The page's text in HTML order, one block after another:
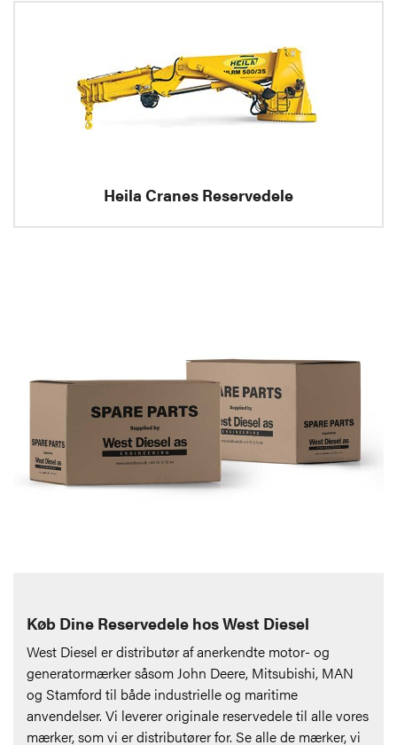
Heila Cranes Reservedele
Køb Dine Reservedele hos West Diesel
West Diesel er distributør af anerkendte motor- og
generatormærker såsom John Deere, Mitsubishi, MAN
og Stamford til både industrielle og maritime
anvendelser. Vi leverer originale reservedele til alle vores
mærker, som vi er distributører for. Se alle de mærker, vi